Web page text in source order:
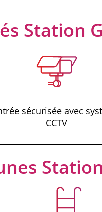
Station
sécurisée avec
CCTV